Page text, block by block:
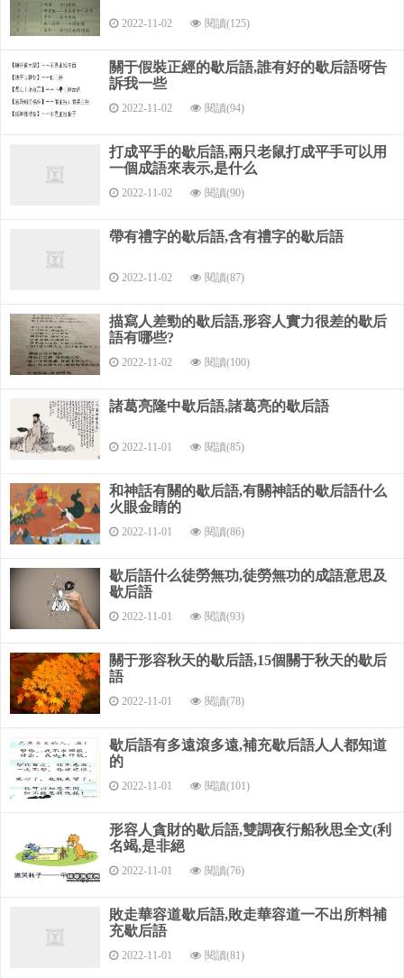
2022-11-02 閱讀(125)
關于假裝正經的歇后語,誰有好的歇后語呀告
訴我一些
2022-11-02 閱讀(94)
打成平手的歇后語,兩只老鼠打成平手可以用
一個成語來表示,是什么
2022-11-02 閱讀(90)
帶有禮字的歇后語,含有禮字的歇后語
2022-11-02 閱讀(87)
描寫人差勁的歇后語,形容人實力很差的歇后
語有哪些?
2022-11-02 閱讀(100)
諸葛亮隆中歇后語,諸葛亮的歇后語
2022-11-01 閱讀(85)
和神話有關的歇后語,有關神話的歇后語什么
火眼金睛的
2022-11-01 閱讀(86)
歇后語什么徒勞無功,徒勞無功的成語意思及
歇后語
2022-11-01 閱讀(93)
關于形容秋天的歇后語,15個關于秋天的歇后
語
2022-11-01 閱讀(78)
歇后語有多遠滾多遠,補充歇后語人人都知道
的
2022-11-01 閱讀(101)
形容人貪財的歇后語,雙調夜行船秋思全文(利
名竭,是非絕
2022-11-01 閱讀(76)
敗走華容道歇后語,敗走華容道一不出所料補
充歇后語
2022-11-01 閱讀(81)